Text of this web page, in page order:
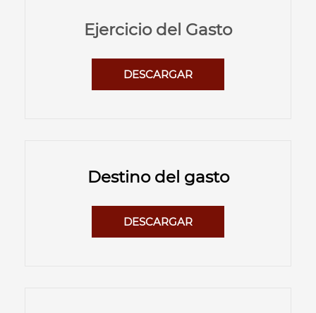
Ejercicio del Gasto
DESCARGAR
Destino del gasto
DESCARGAR